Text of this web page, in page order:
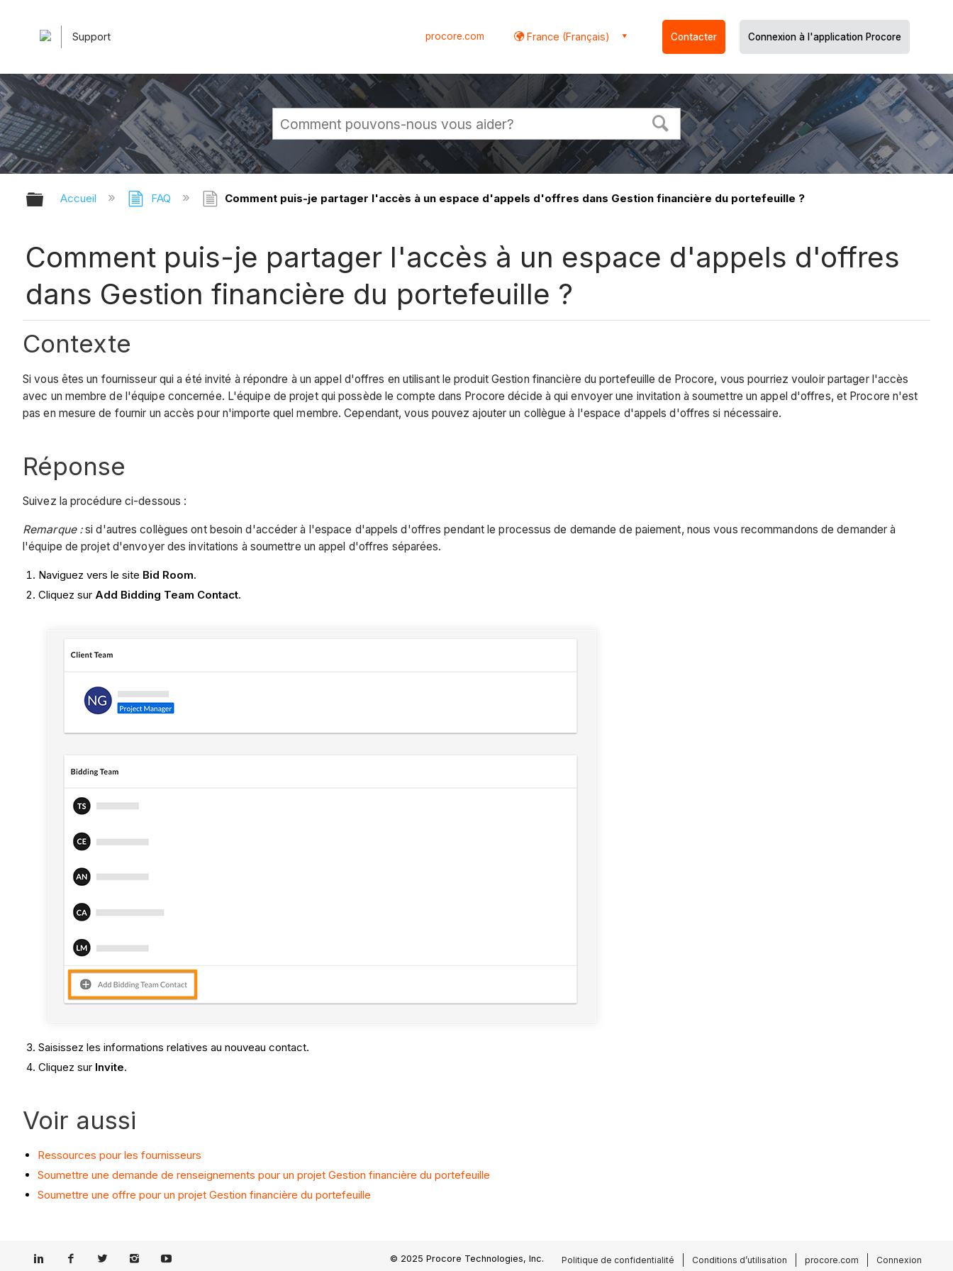
Support procore.com France (Français) Contacter Connexion à l'application Procore
Développer/réduire la hiérarchie globale
Accueil FAQ Comment puis-je partager l'accès à un espace d'appels d'offres dans Gestion financière du portefeuille ?
Comment puis-je partager l'accès à un espace d'appels d'offres
dans Gestion financière du portefeuille ?
Contexte
Si vous êtes un fournisseur qui a été invité à répondre à un appel d'offres en utilisant le produit Gestion financière du portefeuille de Procore, vous pourriez vouloir partager l'accès
avec un membre de l'équipe concernée. L'équipe de projet qui possède le compte dans Procore décide à qui envoyer une invitation à soumettre un appel d'offres, et Procore n'est
pas en mesure de fournir un accès pour n'importe quel membre. Cependant, vous pouvez ajouter un collègue à l'espace d'appels d'offres si nécessaire.
Réponse
Suivez la procédure ci-dessous :
Remarque :si d'autres collègues ont besoin d'accéder à l'espace d'appels d'offres pendant le processus de demande de paiement, nous vous recommandons de demander à
l'équipe de projet d'envoyer des invitations à soumettre un appel d'offres séparées.
Naviguez vers le site Bid Room.
Cliquez sur Add Bidding Team Contact.
Saisissez les informations relatives au nouveau contact.
Cliquez sur Invite.
Voir aussi
Ressources pour les fournisseurs
Soumettre une demande de renseignements pour un projet Gestion financière du portefeuille
Soumettre une offre pour un projet Gestion financière du portefeuille
© 2025 Procore Technologies, Inc. Politique de confidentialité Conditions d’utilisation procore.com Connexion